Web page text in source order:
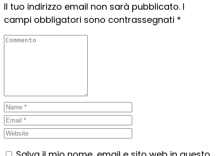
Il tuo indirizzo email non sarà pubblicato. I
campi obbligatori sono contrassegnati *